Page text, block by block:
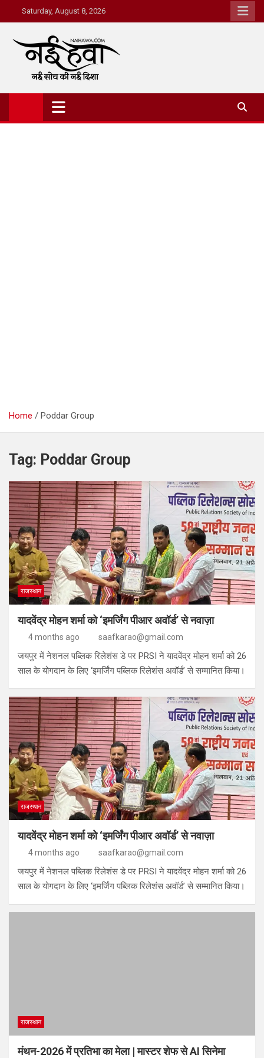
Saturday, August 8, 2026
Nai Hawa
Home Poddar Group
Tag: Poddar Group
राजस्थान
यादवेंद्र मोहन शर्मा को ‘इमर्जिंग पीआर अवॉर्ड’ से नवाज़ा
4 months ago saafkarao@gmail.com
जयपुर में नेशनल पब्लिक रिलेशंस डे पर PRSI ने यादवेंद्र मोहन शर्मा को 26
साल के योगदान के लिए ‘इमर्जिंग पब्लिक रिलेशंस अवॉर्ड’ से सम्मानित किया।
राजस्थान
यादवेंद्र मोहन शर्मा को ‘इमर्जिंग पीआर अवॉर्ड’ से नवाज़ा
4 months ago saafkarao@gmail.com
जयपुर में नेशनल पब्लिक रिलेशंस डे पर PRSI ने यादवेंद्र मोहन शर्मा को 26
साल के योगदान के लिए ‘इमर्जिंग पब्लिक रिलेशंस अवॉर्ड’ से सम्मानित किया।
राजस्थान
मंथन-2026 में प्रतिभा का मेला | मास्टर शेफ से AI सिनेमा